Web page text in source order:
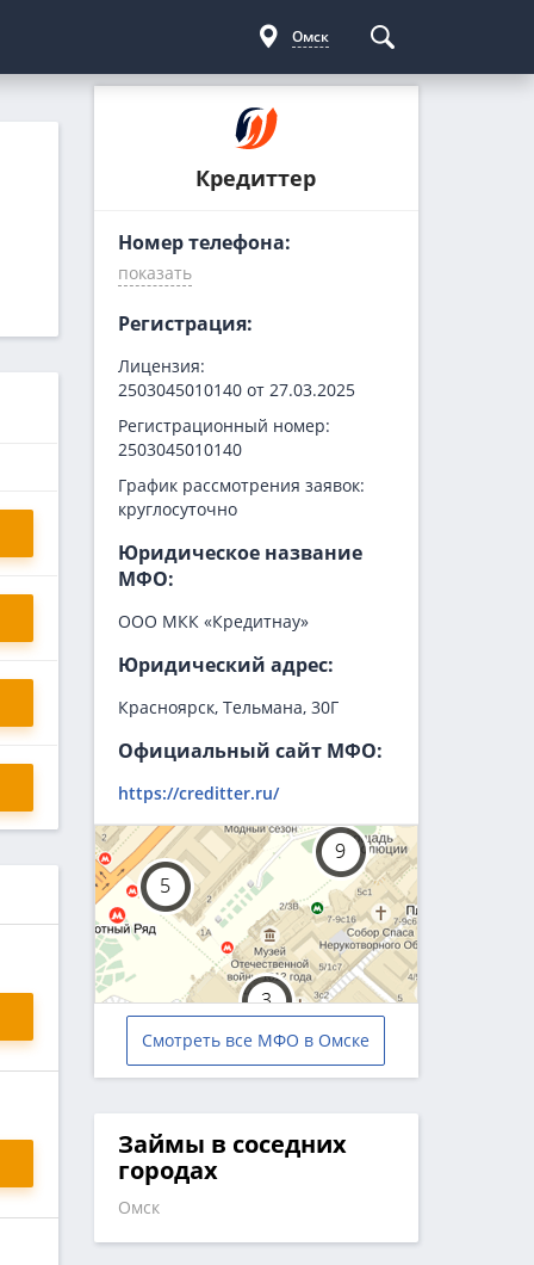
Курсы криптовалют
Курс биткоина
Кредиты для бизнеса
На пополнение ОС
Погашение займов
Купи не копи
МИГ Кредит
Webbankir
Омск
Кредиттер
Номер телефона:
Регистрация:
Лицензия:
2503045010140 от 27.03.2025
Регистрационный номер:
2503045010140
График рассмотрения заявок:
круглосуточно
Юридическое название
МФО:
ООО МКК «Кредитнау»
Юридический адрес:
Красноярск, Тельмана, 30Г
Официальный сайт МФО:
https://creditter.ru/
Смотреть все МФО в Омске
Займы в соседних
городах
Омск